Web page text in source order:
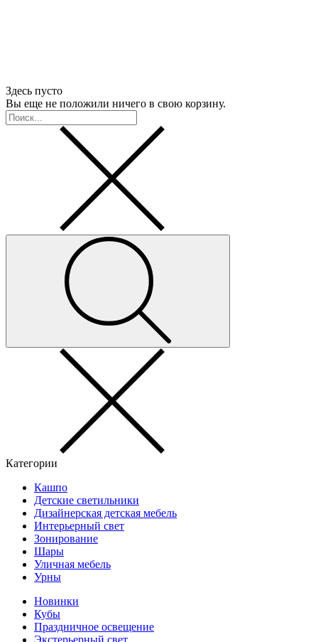
Здесь пусто
Вы еще не положили ничего в свою корзину.
Категории
Кашпо
Детские светильники
Дизайнерская детская мебель
Интерьерный свет
Зонирование
Шары
Уличная мебель
Урны
Новинки
Кубы
Праздничное освещение
Экстерьерный свет